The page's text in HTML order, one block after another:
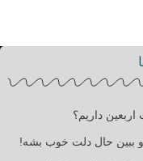
اربعین داریم؟
ببین حال دلت خوب بشه!